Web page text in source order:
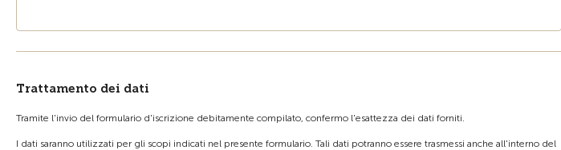
Trattamento dei dati
Tramite l'invio del formulario d'iscrizione debitamente compilato, confermo l'esattezza dei dati forniti.
I dati saranno utilizzati per gli scopi indicati nel presente formulario. Tali dati potranno essere trasmessi anche all'interno del